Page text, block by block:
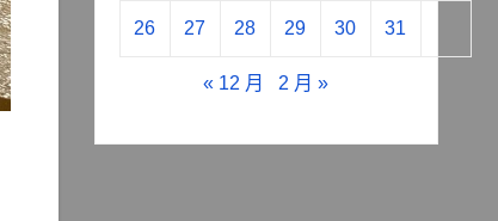
26 27 28 29 30 31
« 12 月 2 月 »